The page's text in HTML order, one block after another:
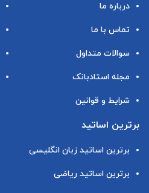
درباره ما
تماس با ما
سوالات متداول
مجله استادبانک
شرایط و قوانین
برترین اساتید
برترین اساتید زبان انگلیسی
برترین اساتید ریاضی